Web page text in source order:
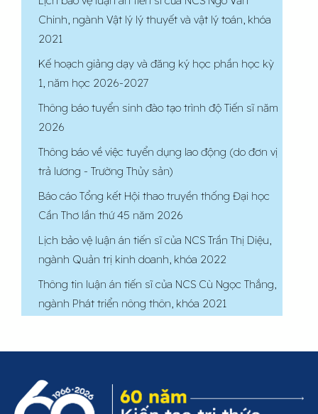
Chinh, ngành Vật lý lý thuyết và vật lý toán, khóa
2021
Kế hoạch giảng dạy và đăng ký học phần học kỳ
1, năm học 2026-2027
Thông báo tuyển sinh đào tạo trình độ Tiến sĩ năm
2026
Thông báo về việc tuyển dụng lao động (do đơn vị
trả lương - Trường Thủy sản)
Báo cáo Tổng kết Hội thao truyền thống Đại học
Cần Thơ lần thứ 45 năm 2026
Lịch bảo vệ luận án tiến sĩ của NCS Trần Thị Diệu,
ngành Quản trị kinh doanh, khóa 2022
Thông tin luận án tiến sĩ của NCS Cù Ngọc Thắng,
ngành Phát triển nông thôn, khóa 2021